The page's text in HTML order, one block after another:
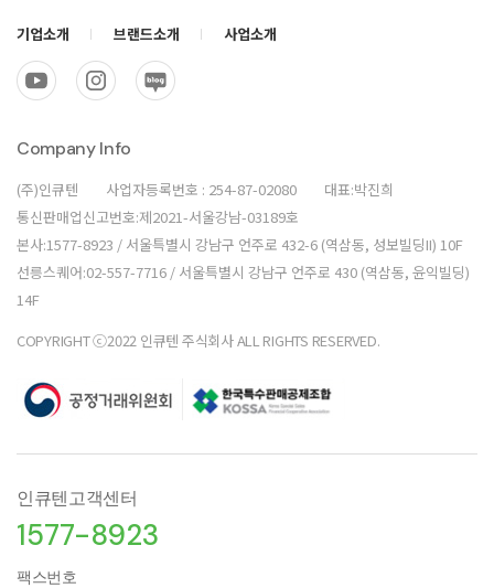
기업소개 브랜드소개 사업소개
Company Info
(주)인큐텐 사업자등록번호 : 254-87-02080
대표:박진희
통신판매업신고번호:제2021-서울강남-03189호
본사:1577-8923 / 서울특별시 강남구 언주로 432-6 (역삼동, 성보빌딩II) 10F
선릉스퀘어:02-557-7716 / 서울특별시 강남구 언주로 430 (역삼동, 윤익빌딩)
14F
COPYRIGHT ⓒ2022 인큐텐 주식회사 ALL RIGHTS RESERVED.
인큐텐고객센터
1577-8923
팩스번호